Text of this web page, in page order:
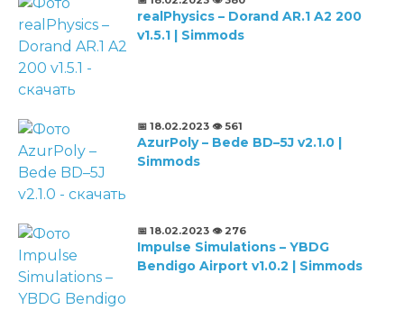
realPhysics – Dorand AR.1 A2 200
v1.5.1 | Simmods
📅 18.02.2023 👁️ 561
AzurPoly – Bede BD–5J v2.1.0 |
Simmods
📅 18.02.2023 👁️ 276
Impulse Simulations – YBDG
Bendigo Airport v1.0.2 | Simmods